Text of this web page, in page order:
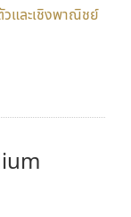
และเชิงพาณิชย์